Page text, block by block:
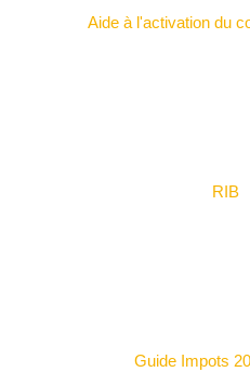
Aide à l'activation du
RIB
Guide Impots